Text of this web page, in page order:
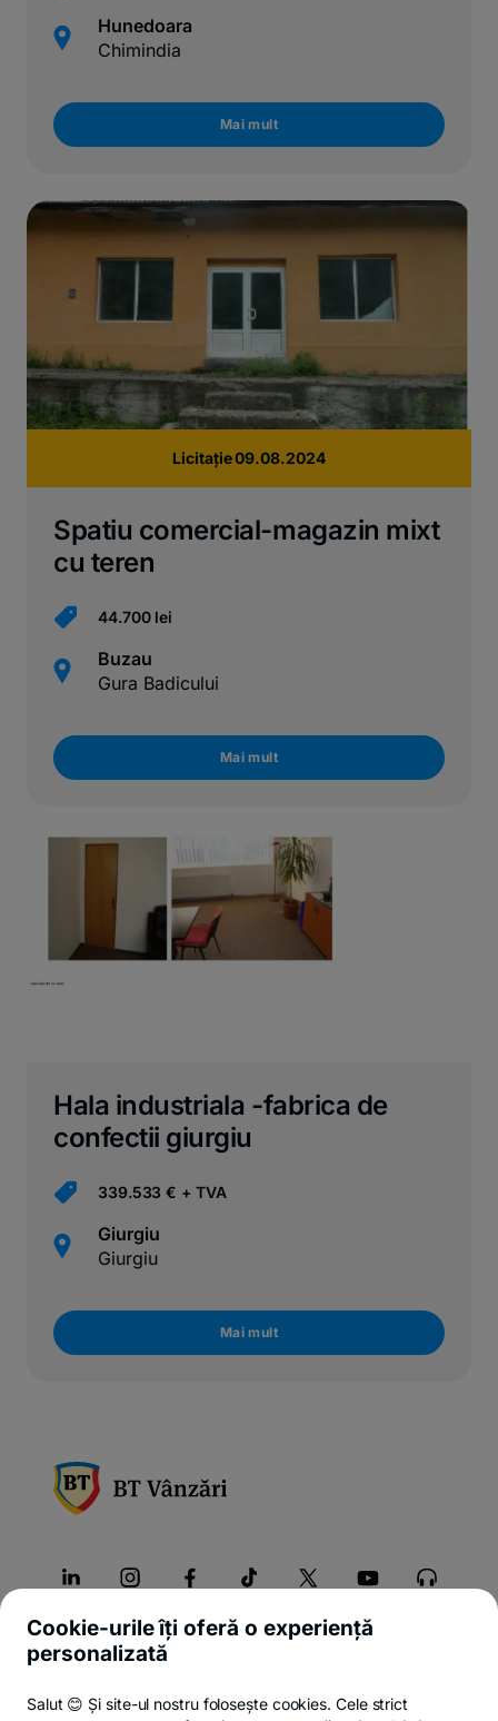
Hunedoara
Chimindia
Mai mult
Licitație 09.08.2024
Spatiu comercial-magazin mixt
cu teren
44.700 lei
Buzau
Gura Badicului
Mai mult
Hala industriala -fabrica de
confectii giurgiu
339.533 € + TVA
Giurgiu
Giurgiu
Mai mult
Despre noi
Cookie-urile îți oferă o experiență
personalizată
Salut 😊 Și site-ul nostru folosește cookies. Cele strict